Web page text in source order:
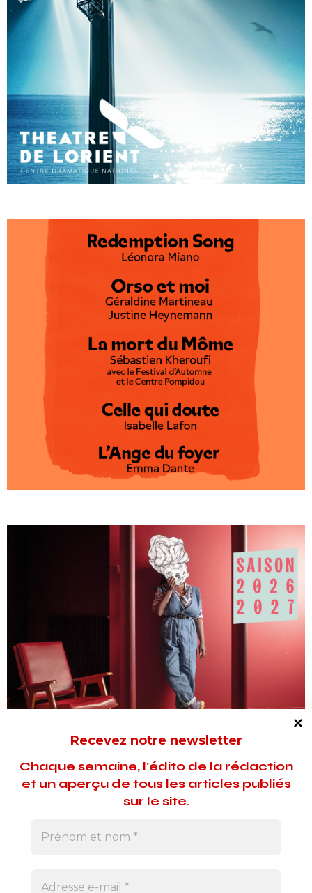
Recevez notre newsletter
Chaque semaine, l'édito de la rédaction
et un aperçu de tous les articles publiés
sur le site.